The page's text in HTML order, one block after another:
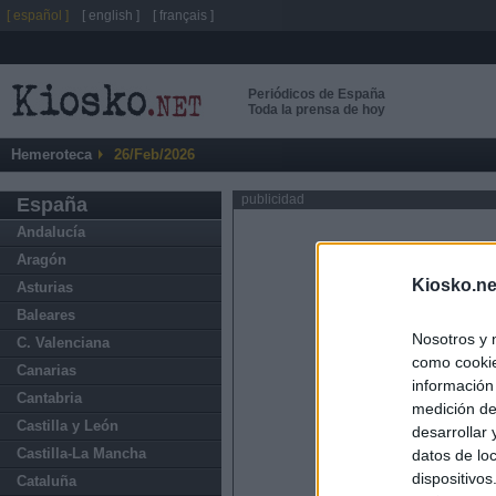
Nosotros y
como
medición
desarrollar
datos de
Periódicos de España
Toda la prensa de hoy
Hemeroteca 26/Feb/2026
España
Andalucía
Aragón
Asturias
Baleares
C. Valenciana
Canarias
Cantabria
Castilla y León
Castilla-La Mancha
Cataluña
publicidad
[ español ] [ english ] [ français ]